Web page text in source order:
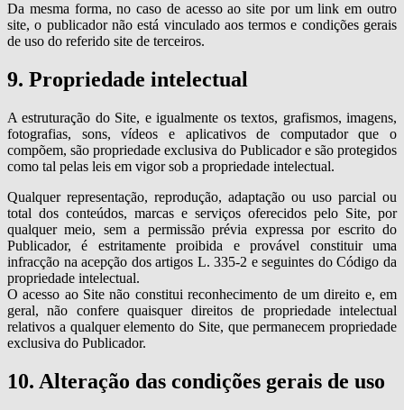
Da mesma forma, no caso de acesso ao site por um link em outro
site, o publicador não está vinculado aos termos e condições gerais
de uso do referido site de terceiros.
9. Propriedade intelectual
A estruturação do Site, e igualmente os textos, grafismos, imagens,
fotografias, sons, vídeos e aplicativos de computador que o
compõem, são propriedade exclusiva do Publicador e são protegidos
como tal pelas leis em vigor sob a propriedade intelectual.
Qualquer representação, reprodução, adaptação ou uso parcial ou
total dos conteúdos, marcas e serviços oferecidos pelo Site, por
qualquer meio, sem a permissão prévia expressa por escrito do
Publicador, é estritamente proibida e provável constituir uma
infracção na acepção dos artigos L. 335-2 e seguintes do Código da
propriedade intelectual.
O acesso ao Site não constitui reconhecimento de um direito e, em
geral, não confere quaisquer direitos de propriedade intelectual
relativos a qualquer elemento do Site, que permanecem propriedade
exclusiva do Publicador.
10. Alteração das condições gerais de uso